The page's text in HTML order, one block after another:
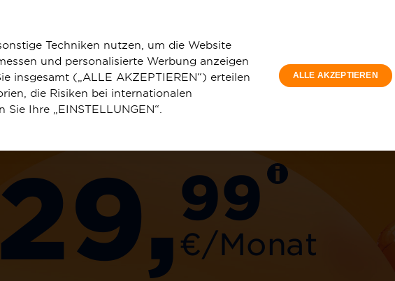
150 Mbit/s
29,99
€/Monat
Techniken nutzen, um die Website
und personalisierte Werbung anzeigen
insgesamt („ALLE AKZEPTIEREN“) erteilen
die Risiken bei internationalen
Ihre „EINSTELLUNGEN“.
ALLE AKZEPTIEREN